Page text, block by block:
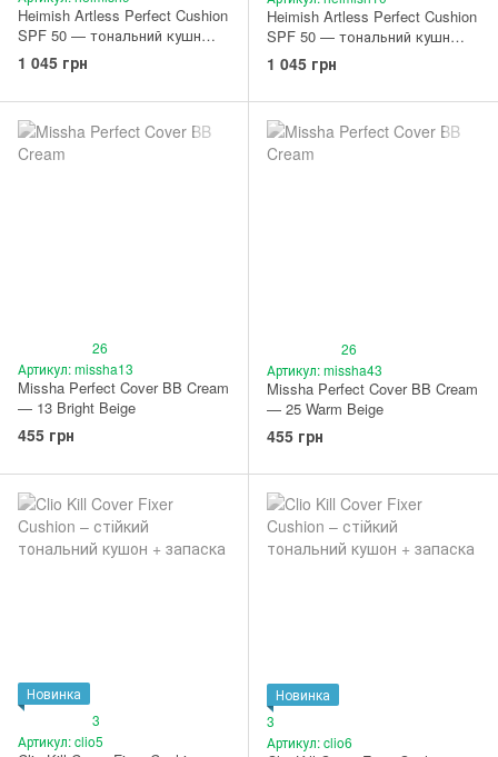
Heimish Artless Perfect Cushion
SPF 50 — тональний кушн
(+запаска) з сяючим ефектом
(21 відтінок)
1 045 грн
Heimish Artless Perfect Cushion
SPF 50 — тональний кушн
(+запаска) з сяючим ефектом
(23 відтінок)
1 045 грн
26
Артикул: missha13
Missha Perfect Cover BB Cream
— 13 Bright Beige
455 грн
26
Артикул: missha43
Missha Perfect Cover BB Cream
— 25 Warm Beige
455 грн
Новинка
3
Артикул: clio5
Новинка
3
Артикул: clio6